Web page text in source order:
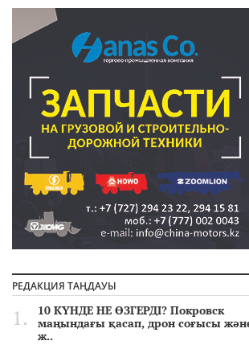
РЕДАКЦИЯ ТАҢДАУЫ
10 КҮНДЕ НЕ ӨЗГЕРДІ? Покровск
маңындағы қасап, дрон соғысы
ж..